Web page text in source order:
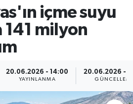
içme suyu
141 milyon
20.06.2026 - 14:00
YAYINLANMA
20.06.2026 -